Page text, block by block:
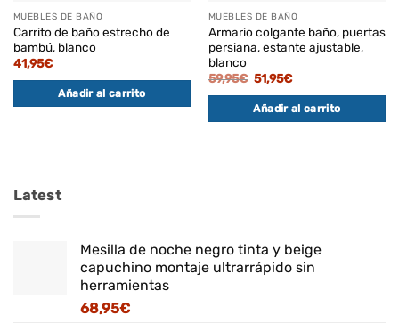
MUEBLES DE BAÑO
Carrito de baño estrecho de
bambú, blanco
41,95€
Añadir al carrito
MUEBLES DE BAÑO
Armario colgante baño, puertas
persiana, estante ajustable,
blanco
59,95€ El
original
era:
59,95€.
51,95€El
es:
51,95€.
Añadir al carrito
Latest
Mesilla de noche negro tinta y beige
capuchino montaje ultrarrápido sin
herramientas
68,95€